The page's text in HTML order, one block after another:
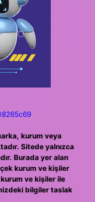
kurum veya
Sitede yalnızca
Burada yer alan
kurum ve kişiler
kurum ve kişiler ile
bilgiler taslak